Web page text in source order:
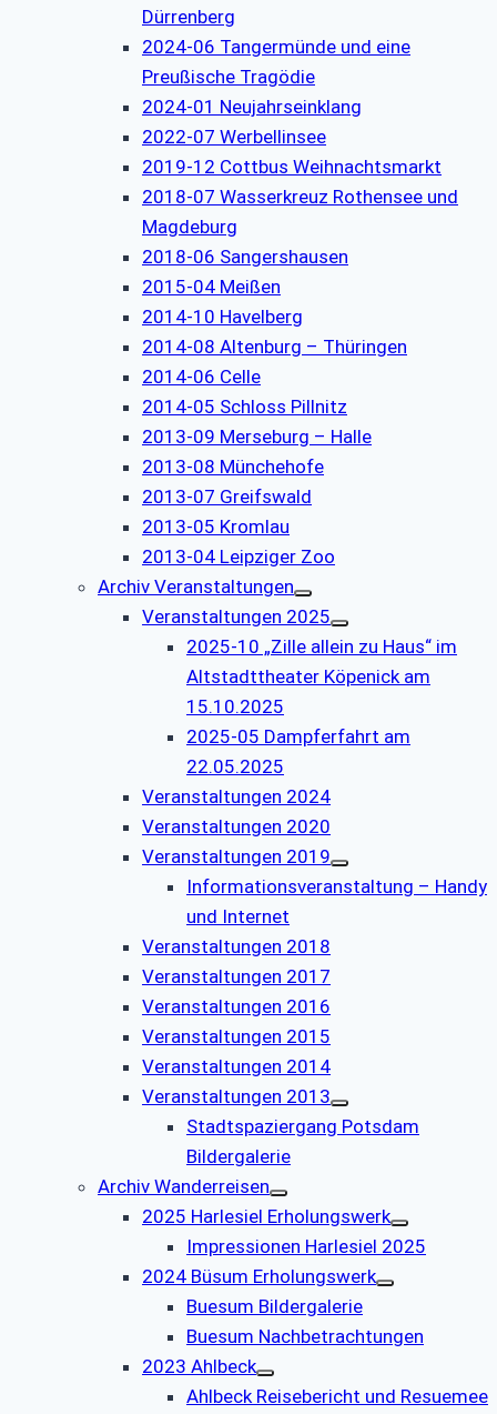
Dürrenberg
2024-06 Tangermünde und eine
Preußische Tragödie
2024-01 Neujahrseinklang
2022-07 Werbellinsee
2019-12 Cottbus Weihnachtsmarkt
2018-07 Wasserkreuz Rothensee und
Magdeburg
2018-06 Sangershausen
2015-04 Meißen
2014-10 Havelberg
2014-08 Altenburg – Thüringen
2014-06 Celle
2014-05 Schloss Pillnitz
2013-09 Merseburg – Halle
2013-08 Münchehofe
2013-07 Greifswald
2013-05 Kromlau
2013-04 Leipziger Zoo
Archiv Veranstaltungen
Veranstaltungen 2025
2025-10 „Zille allein zu Haus“ im
Altstadttheater Köpenick am
15.10.2025
2025-05 Dampferfahrt am
22.05.2025
Veranstaltungen 2024
Veranstaltungen 2020
Veranstaltungen 2019
Informationsveranstaltung – Handy
und Internet
Veranstaltungen 2018
Veranstaltungen 2017
Veranstaltungen 2016
Veranstaltungen 2015
Veranstaltungen 2014
Veranstaltungen 2013
Stadtspaziergang Potsdam
Bildergalerie
Archiv Wanderreisen
2025 Harlesiel Erholungswerk
Impressionen Harlesiel 2025
2024 Büsum Erholungswerk
Buesum Bildergalerie
Buesum Nachbetrachtungen
2023 Ahlbeck
Ahlbeck Reisebericht und Resuemee